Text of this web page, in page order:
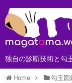
独自の診断技術と勾
Home 勾玉図